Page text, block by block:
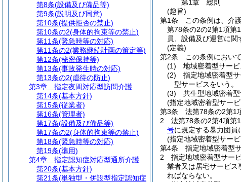
第1章
総則
(趣旨)
第1条
この条例は、介
第78条の2の2第1項第
員、設備及び運営に関
(定義)
第2条
この条例において
(1)
地域密着型サー
(2)
指定地域密着型
型サービスをいう。
(3)
共生型地域密着
(指定地域密着型サー
第3条
法第78条の2第1
2
法第78条の2第4項第
号に規定する暴力団員
(指定地域密着型サー
第4条
指定地域密着型
2
指定地域密着型サー
業者又は居宅サービス
ればならない。
第8条(設備及び備品等)
第9条(説明及び同意)
第10条(提供拒否の禁止)
第10条の2(身体的拘束等の禁止)
第11条(緊急時等の対応)
第11条の2(業務継続計画の策定等)
第12条(秘密保持等)
第13条(事故発生時の対応)
第13条の2(虐待の防止)
第3章
指定夜間対応型訪問介護
第14条(基本方針)
第15条(従業者)
第16条(管理者)
第17条(設備及び備品等)
第17条の2(身体的拘束等の禁止)
第18条(緊急時等の対応)
第19条(準用)
第4章
指定認知症対応型通所介護
第20条(基本方針)
第21条(単独型・併設型指定認知症